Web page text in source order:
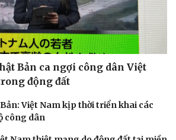
Bản ca ngợi công dân Việt
động đất
Việt Nam kịp thời triển khai các
công dân